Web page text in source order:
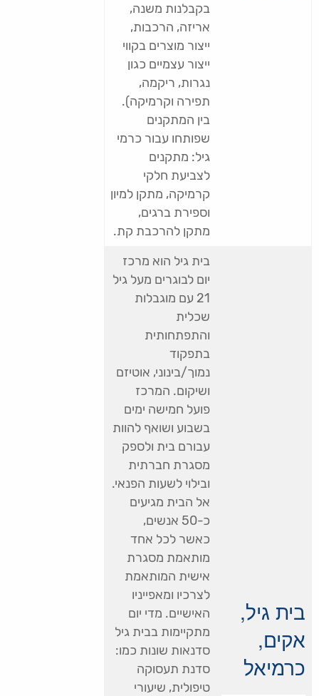
בקבלנות משנה,
אריזה, הרכבות,
ייצור מוצרים בקווי
ייצור עצמיים כגון
נגרות, ריקמה,
תפירה וקרמיקה).
בין המתקנים
שפותחו עבור כרמי
גיל: מתקנים
לצביעת חלקי
קרמיקה, מתקן למיון
וספירת ברגים,
מתקן להרכבת קת.
בית גיל,
אקים,
כרמיאל
בית גיל הוא מרכז
יום לבוגרים מעל גיל
21 עם מוגבלות
שכלית
והתפתחותית
בתפקוד
נמוך/בינוני, אוטיזם
ושיקום. המרכז
פועל חמישה ימים
בשבוע ושואף להוות
עבורם בית ולספק
מסגרת חברתית
ובילוי לשעות הפנאי.
אל הבית מגיעים
כ-50 אנשים,
כאשר לכל אחד
מותאמת מסגרת
אישית המותאמת
לצרכיו ומאפייניו
האישיים. מדי יום
מתקיימות בבית גיל
סדנאות שונות כמו:
סדנת תעסוקה
טיפולית, שיעורי